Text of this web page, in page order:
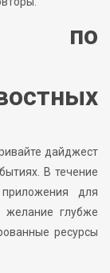
по
дайджест
В течение
для
желание глубже
ресурсы